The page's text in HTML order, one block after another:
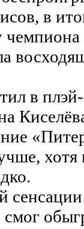
в
в
хотя
смог